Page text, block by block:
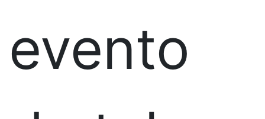
evento